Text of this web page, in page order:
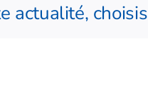
actualité,